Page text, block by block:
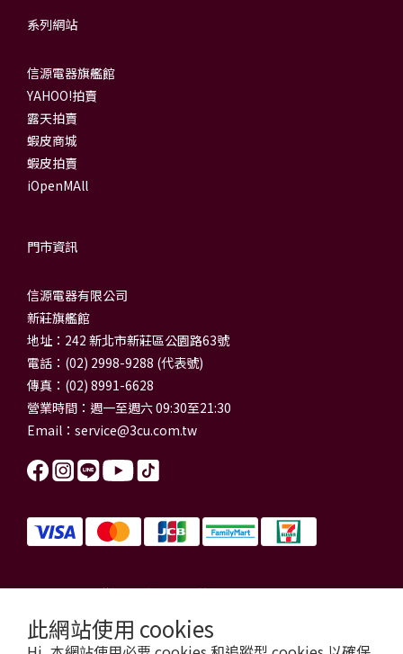
此網站使用 cookies
系列網站
信源電器旗艦館
YAHOO!拍賣
露天拍賣
蝦皮商城
蝦皮拍賣
iOpenMAll
門市資訊
信源電器有限公司
新莊旗艦館
地址：242 新北市新莊區公園路63號
電話：(02) 2998-9288 (代表號)
傳真：(02) 8991-6628
營業時間：週一至週六 09:30至21:30
Email： service@3cu.com.tw
信源電器有限公司 統一編號：84179325
信源電器 版權所有